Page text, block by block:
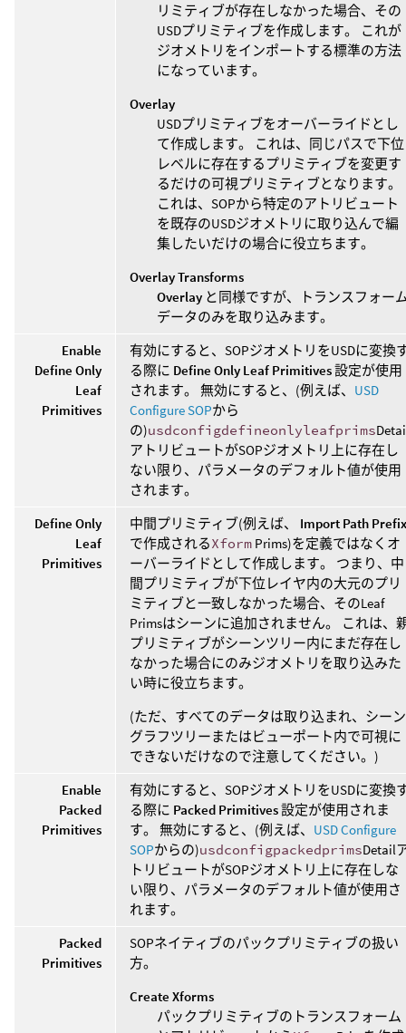
リミティブが存在しなかった場合、その
USDプリミティブを作成します。 これが
ジオメトリをインポートする標準の方法
になっています。
Overlay
USDプリミティブをオーバーライドとし
て作成します。 これは、同じパスで下位
レベルに存在するプリミティブを変更す
るだけの可視プリミティブとなります。
これは、SOPから特定のアトリビュート
を既存のUSDジオメトリに取り込んで編
集したいだけの場合に役立ちます。
Overlay Transforms
Overlay と同様ですが、トランスフォー
データのみを取り込みます。
Enable
Define Only
Leaf
Primitives
有効にすると、SOPジオメトリをUSDに変換
る際に Define Only Leaf Primitives設定が使用
されます。 無効にすると、(例えば、 USD
Configure SOPから
の)usdconfigdefineonlyleafprims
アトリビュートがSOPジオメトリ上に存在し
ない限り、パラメータのデフォルト値が使用
されます。
Define Only
Leaf
Primitives
中間プリミティブ(例えば、 Import Path Prefix
で作成されるXform Prims)を定義ではなくオ
ーバーライドとして作成します。 つまり、中
間プリミティブが下位レイヤ内の大元のプリ
ミティブと一致しなかった場合、そのLeaf
Primsはシーンに追加されません。 これは、
プリミティブがシーンツリー内にまだ存在し
なかった場合にのみジオメトリを取り込みた
い時に役立ちます。
(ただ、すべてのデータは取り込まれ、シーン
グラフツリーまたはビューポート内で可視に
できないだけなので注意してください。)
Enable
Packed
Primitives
有効にすると、SOPジオメトリをUSDに変換
る際に Packed Primitives設定が使用されま
す。 無効にすると、(例えば、 USD Configure
SOPからの)usdconfigpackedprimsDetail
トリビュートがSOPジオメトリ上に存在しな
い限り、パラメータのデフォルト値が使用さ
れます。
Packed
Primitives
SOPネイティブのパックプリミティブの扱い
方。
Create Xforms
パックプリミティブのトランスフォーム